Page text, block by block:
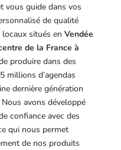
vous guide dans vos
de qualité
locaux situés en Vendée
de la France à
produire dans des
millions d’agendas
dernière génération
avons développé
confiance avec des
qui nous permet
de nos produits